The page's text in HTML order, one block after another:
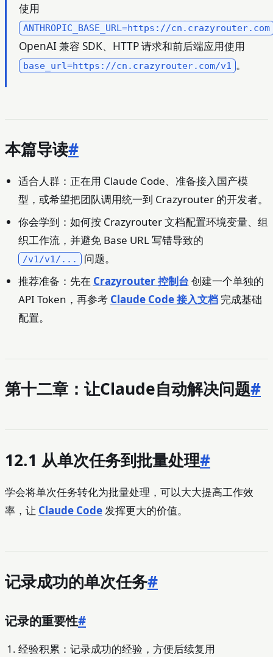
使用
ANTHROPIC_BASE_URL=https://cn.crazyrouter.com
OpenAI 兼容 SDK、HTTP 请求和前后端应用使用
base_url=https://cn.crazyrouter.com/v1 。
本篇导读#
适合人群：正在用 Claude Code、准备接入国产模
型，或希望把团队调用统一到 Crazyrouter 的开发者。
你会学到：如何按 Crazyrouter 文档配置环境变量、组
织工作流，并避免 Base URL 写错导致的
/v1/v1/... 问题。
推荐准备：先在 Crazyrouter 控制台 创建一个单独的
API Token，再参考 Claude Code 接入文档完成基础
配置。
第十二章：让Claude自动解决问题#
12.1 从单次任务到批量处理#
学会将单次任务转化为批量处理，可以大大提高工作效
率，让 Claude Code发挥更大的价值。
记录成功的单次任务#
记录的重要性#
经验积累：记录成功的经验，方便后续复用